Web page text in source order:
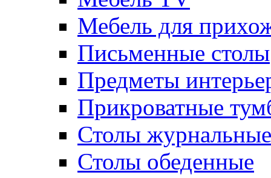
Мебель для
Письменные столы
Предметы
Прикроватные
Столы журнальные
Столы обеденные